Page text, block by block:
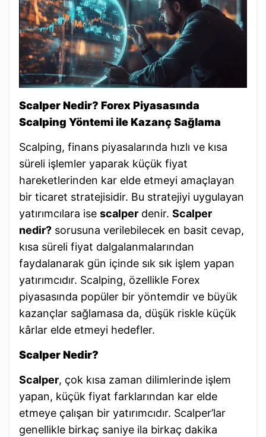
Scalper Nedir? Forex Piyasasında
Scalping Yöntemi ile Kazanç Sağlama
Scalping, finans piyasalarında hızlı ve kısa
süreli işlemler yaparak küçük fiyat
hareketlerinden kar elde etmeyi amaçlayan
bir ticaret stratejisidir. Bu stratejiyi uygulayan
yatırımcılara ise scalper denir. Scalper
nedir? sorusuna verilebilecek en basit cevap,
kısa süreli fiyat dalgalanmalarından
faydalanarak gün içinde sık sık işlem yapan
yatırımcıdır. Scalping, özellikle Forex
piyasasında popüler bir yöntemdir ve büyük
kazançlar sağlamasa da, düşük riskle küçük
kârlar elde etmeyi hedefler.
Scalper Nedir?
Scalper, çok kısa zaman dilimlerinde işlem
yapan, küçük fiyat farklarından kar elde
etmeye çalışan bir yatırımcıdır. Scalper’lar
genellikle birkaç saniye ila birkaç dakika